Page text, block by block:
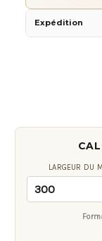
Expédition
LARGEUR DU